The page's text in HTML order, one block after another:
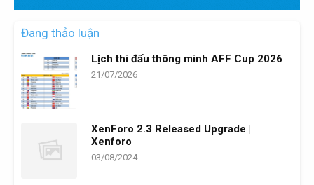
Đang thảo luận
Lịch thi đấu thông minh AFF Cup 2026
21/07/2026
XenForo 2.3 Released Upgrade |
Xenforo
03/08/2024